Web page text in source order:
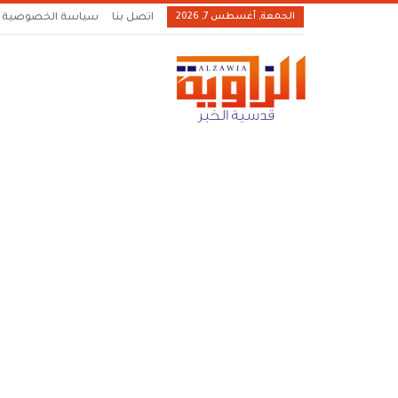
الجمعة, أغسطس 7, 2026 اتصل بنا سياسة الخصوصية